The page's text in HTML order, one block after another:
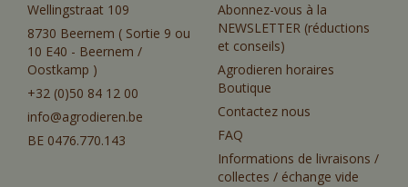
Wellingstraat 109
8730 Beernem ( Sortie 9 ou
10 E40 - Beernem /
Oostkamp )
+32 (0)50 84 12 00
info@agrodieren.be
BE 0476.770.143
Abonnez-vous à la
NEWSLETTER (réductions
et conseils)
Agrodieren horaires
Boutique
Contactez nous
FAQ
Informations de livraisons /
collectes / échange vide